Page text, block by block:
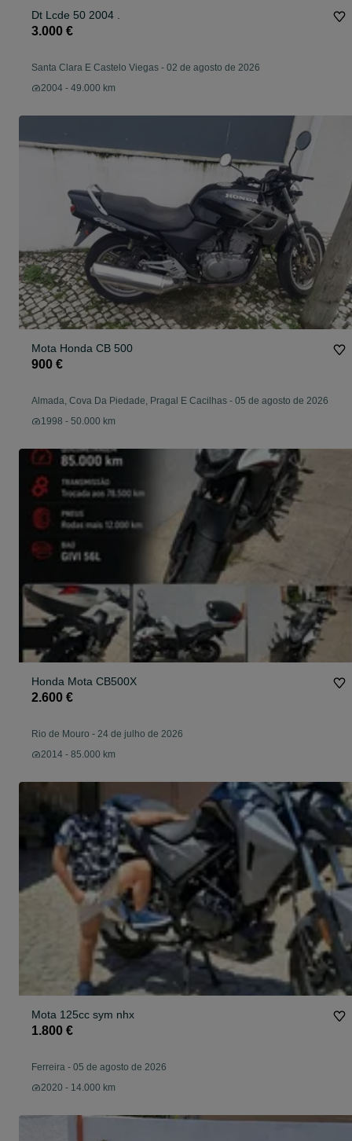
Dt Lcde 50 2004 .
3.000 €
Santa Clara E Castelo Viegas - 02 de agosto de 2026
2004 - 49.000 km
Mota Honda CB 500
900 €
Almada, Cova Da Piedade, Pragal E Cacilhas - 05 de agosto de 2026
1998 - 50.000 km
Honda Mota CB500X
2.600 €
Rio de Mouro - 24 de julho de 2026
2014 - 85.000 km
Mota 125cc sym nhx
1.800 €
Ferreira - 05 de agosto de 2026
2020 - 14.000 km